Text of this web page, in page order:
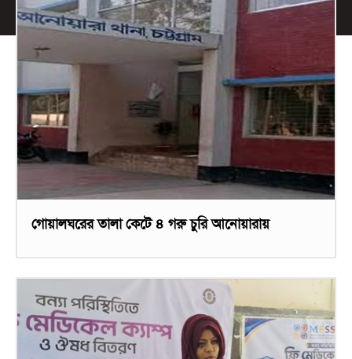
গোয়ালঘরের তালা কেটে ৪ গরু চুরি আনোয়ারায়